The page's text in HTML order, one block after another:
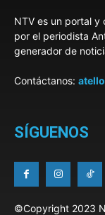
NTV es un portal y
por el periodista
generador de
Contáctanos:
SÍGUENOS
©Copyright 2023